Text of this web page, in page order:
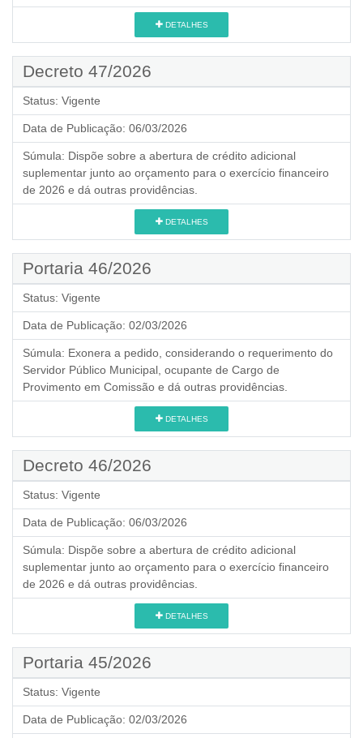
DETALHES
Decreto 47/2026
Status: Vigente
Data de Publicação: 06/03/2026
Súmula: Dispõe sobre a abertura de crédito adicional
suplementar junto ao orçamento para o exercício financeiro
de 2026 e dá outras providências.
DETALHES
Portaria 46/2026
Status: Vigente
Data de Publicação: 02/03/2026
Súmula: Exonera a pedido, considerando o requerimento do
Servidor Público Municipal, ocupante de Cargo de
Provimento em Comissão e dá outras providências.
DETALHES
Decreto 46/2026
Status: Vigente
Data de Publicação: 06/03/2026
Súmula: Dispõe sobre a abertura de crédito adicional
suplementar junto ao orçamento para o exercício financeiro
de 2026 e dá outras providências.
DETALHES
Portaria 45/2026
Status: Vigente
Data de Publicação: 02/03/2026